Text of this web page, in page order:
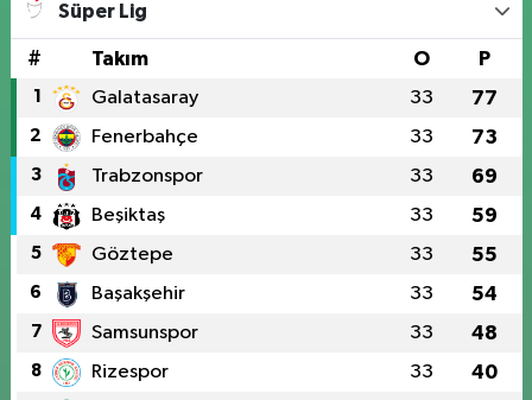
Süper Lig
# Takım O P
1 Galatasaray 33 77
2 Fenerbahçe 33 73
3 Trabzonspor 33 69
4 Beşiktaş 33 59
5 Göztepe 33 55
6 Başakşehir 33 54
7 Samsunspor 33 48
8 Rizespor 33 40